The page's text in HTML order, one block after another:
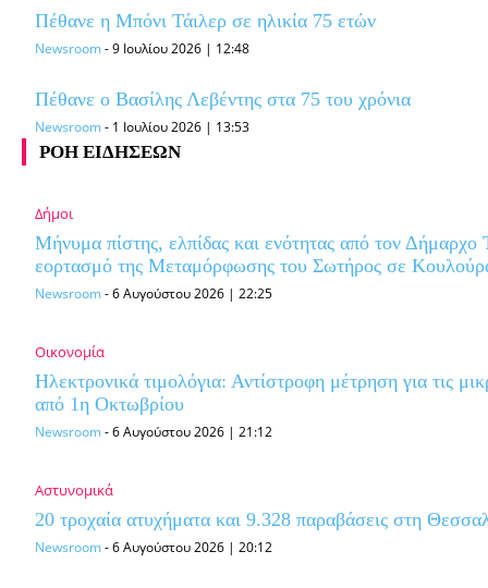
Πέθανε η Μπόνι Τάιλερ σε ηλικία 75 ετών
Newsroom-9 Ιουλίου 2026 | 12:48
Πέθανε ο Βασίλης Λεβέντης στα 75 του χρόνια
Newsroom- 1 Ιουλίου 2026 | 13:53
ΡΟΗ ΕΙΔΗΣΕΩΝ
Δήμοι
Μήνυμα πίστης, ελπίδας και ενότητας από τον
εορτασμό της Μεταμόρφωσης του Σωτήρος σε
Newsroom-6 Αυγούστου 2026 | 22:25
Οικονομία
Ηλεκτρονικά τιμολόγια: Αντίστροφη μέτρηση για τις
από 1η Οκτωβρίου
Newsroom-6 Αυγούστου 2026 | 21:12
Αστυνομικά
20 τροχαία ατυχήματα και 9.328 παραβάσεις στη
Newsroom-6 Αυγούστου 2026 | 20:12